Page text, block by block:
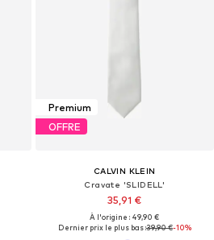
Premium
OFFRE
CALVIN KLEIN
Cravate 'SLIDELL'
35,91 €
À l'origine : 49,90 €
Dernier prix le plus bas :39,90 €-10%